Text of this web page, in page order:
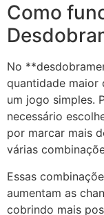
Como
No
quantidade maior
um jogo simples.
necessário
por marcar mais
várias
Essas
aumentam as
cobrindo mais